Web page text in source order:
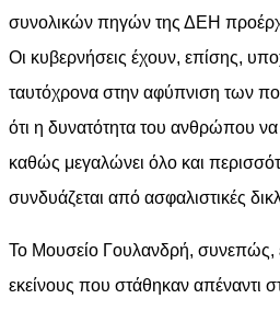
συνολικών πηγών της ΔΕΗ
Οι κυβερνήσεις έχουν, επίσης,
ταυτόχρονα στην αφύπνιση των
ότι η δυνατότητα του ανθρώπου
καθώς μεγαλώνει όλο και
συνδυάζεται από ασφαλιστικές
Το Μουσείο Γουλανδρή, συνεπώς,
εκείνους που στάθηκαν απέναντι